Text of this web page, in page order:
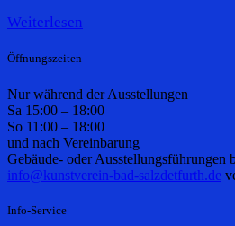
Weiterlesen
Öffnungszeiten
Nur während der Ausstellungen
Sa 15:00 – 18:00
So 11:00 – 18:00
und nach Vereinbarung
Gebäude- oder Ausstellungsführungen
info@kunstverein-bad-salzdetfurth.de
Info-Service